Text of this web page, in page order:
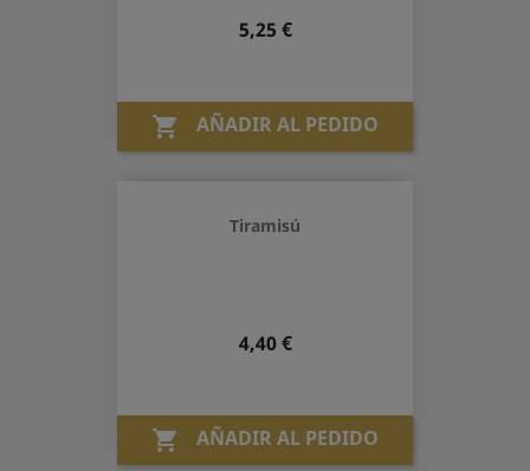
Precio
5,25 €
 AÑADIR AL PEDIDO
Tiramisú
Precio
4,40 €
 AÑADIR AL PEDIDO